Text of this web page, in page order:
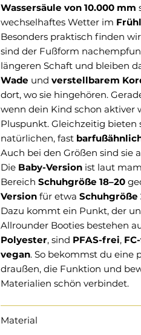
Wassersäule von 10.000 mm
wechselhaftes Wetter im
Besonders praktisch finden
sind der Fußform
längeren Schaft und bleiben
Wade und verstellbarem
dort, wo sie hingehören.
wenn dein Kind schon aktiver
Pluspunkt. Gleichzeitig bieten
natürlichen, fast
Auch bei den Größen sind sie
Die Baby-Versionist laut
Bereich Schuhgröße 18–20
Versionfür etwa Schuhgröße
Dazu kommt ein Punkt, der
Allrounder Booties bestehen
Polyester, sind PFAS-frei,
vegan. So bekommst du eine
draußen, die Funktion und
Materialien schön verbindet.
Material